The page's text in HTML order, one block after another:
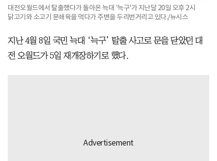
대전오월드에서 탈출했다가 돌아온 늑대 '늑구'가 지난달 20일 오후 2시
닭고기와 소고기 분쇄육을 먹다가 주변을 두리번거리고 있다./뉴시스
지난 4월 8일 국민 늑대 ‘늑구’ 탈출 사고로 문을 닫았던 대
전 오월드가 5일 재개장하기로 했다.